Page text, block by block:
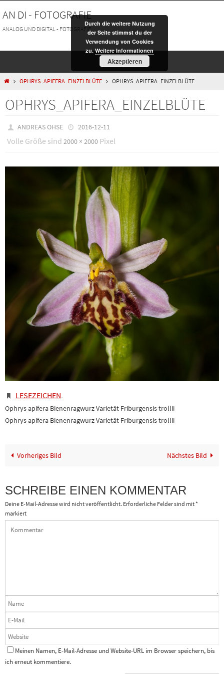
Inhalt
springen
AN DI - FOTOGRAFIE
ANALOG UND DIGITAL - FOTOGRAFIE
HOMEOPHRYS_APIFERA_EINZELBLÜTE OPHRYS_APIFERA_EINZELBLÜTE
OPHRYS_APIFERA_EINZELBLÜTE
ANDREAS OHSE 2016-12-11
Volle Größe sind 2000 × 2000 Pixel
LESEZEICHEN.
Ophrys apifera Bienenragwurz Varietät Friburgensis trollii
Ophrys apifera Bienenragwurz Varietät Friburgensis trollii
Vorheriges Bild Nächstes Bild
SCHREIBE EINEN KOMMENTAR
Deine E-Mail-Adresse wird nicht veröffentlicht. Erforderliche Felder sind mit*
markiert
Meinen Namen, E-Mail-Adresse und Website-URL im Browser speichern, bis
ich erneut kommentiere.
Durch die weitere Nutzung
der Seite stimmst du der
Verwendung von Cookies
zu.Weitere Informationen
Akzeptieren